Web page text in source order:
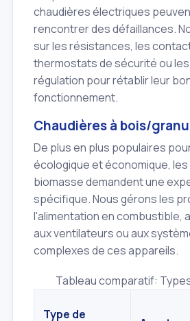
chaudières électriques
rencontrer des défaillances.
sur les résistances, les
thermostats de sécurité ou
régulation pour rétablir leur
fonctionnement.
Chaudières à bois/
De plus en plus populaires
écologique et économique,
biomasse demandent une
spécifique. Nous gérons les
l'alimentation en combustible,
aux ventilateurs ou aux
complexes de ces appareils.
Tableau comparatif:
Type de